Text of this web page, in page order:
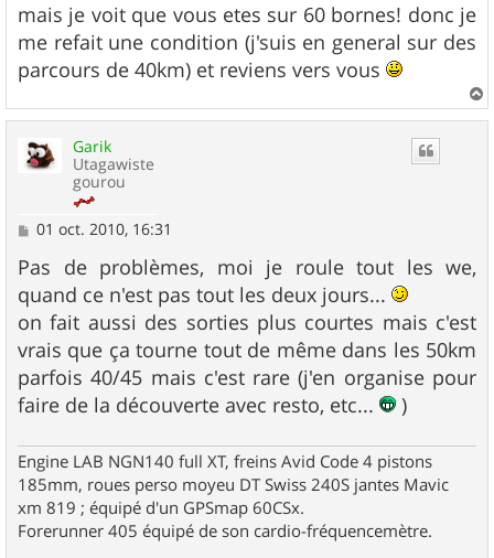
mais je voit que vous etes sur 60 bornes! donc je
me refait une condition (j'suis en general sur des
parcours de 40km) et reviens vers vous
a
Garik
Utagawiste
gourou
M
s
s
a
g
e
01 oct. 2010, 16:31
Pas de problèmes, moi je roule tout les we,
quand ce n'est pas tout les deux jours...
on fait aussi des sorties plus courtes mais c'est
vrais que ça tourne tout de même dans les 50km
parfois 40/45 mais c'est rare (j'en organise pour
faire de la découverte avec resto, etc...
)
Engine LAB NGN140 full XT, freins Avid Code 4 pistons
185mm, roues perso moyeu DT Swiss 240S jantes Mavic
xm 819 ; équipé d'un GPSmap 60CSx.
Forerunner 405 équipé de son cardio-fréquencemètre.